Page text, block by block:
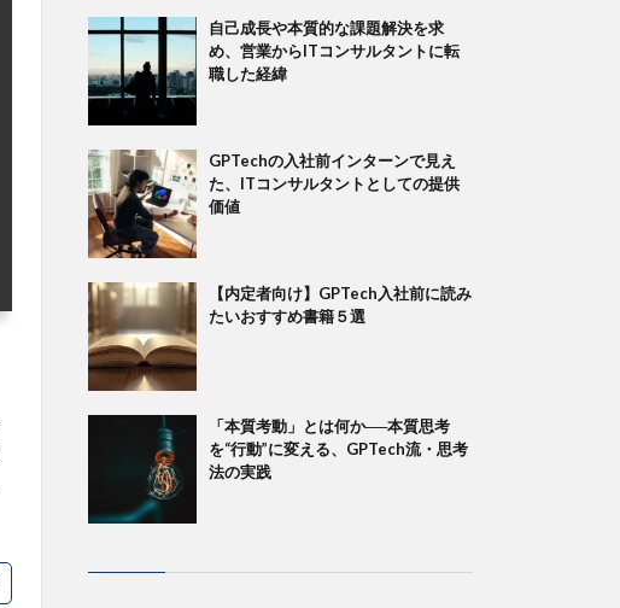
自己成長や本質的な課題解決を求
め、営業からITコンサルタントに転
職した経緯
GPTechの入社前インターンで見え
た、ITコンサルタントとしての提供
価値
【内定者向け】GPTech入社前に読み
たいおすすめ書籍５選
「本質考動」とは何か──本質思考
を“行動”に変える、GPTech流・思考
法の実践